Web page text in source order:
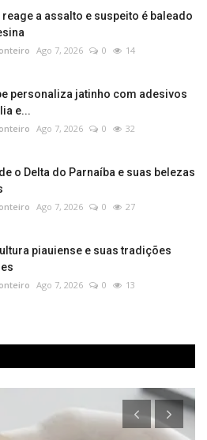
a assalto e suspeito é baleado
Ago 7, 2026 0 14
personaliza jatinho com adesivos
e...
Ago 7, 2026 0 32
o Delta do Parnaíba e suas belezas
Ago 7, 2026 0 27
piauiense e suas tradições
Ago 7, 2026 0 13